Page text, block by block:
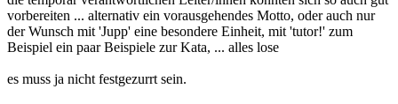
vorbereiten ... alternativ ein vorausgehendes Motto, oder auch nur
der Wunsch mit 'Jupp' eine besondere Einheit, mit 'tutor!' zum
Beispiel ein paar Beispiele zur Kata, ... alles lose
es muss ja nicht festgezurrt sein.